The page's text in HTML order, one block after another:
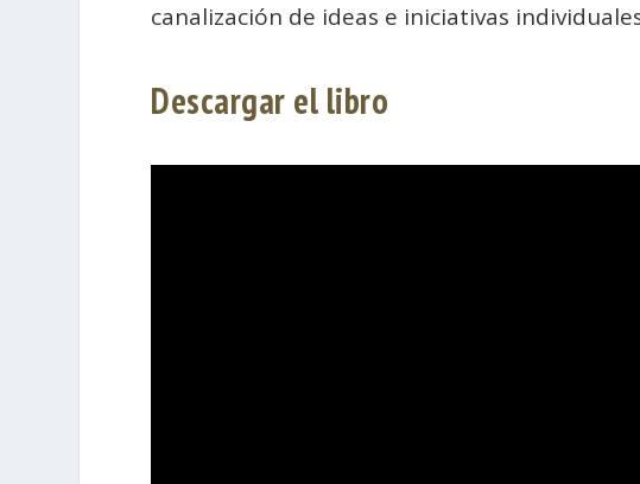
canalización de ideas e iniciativas
Descargar el libro